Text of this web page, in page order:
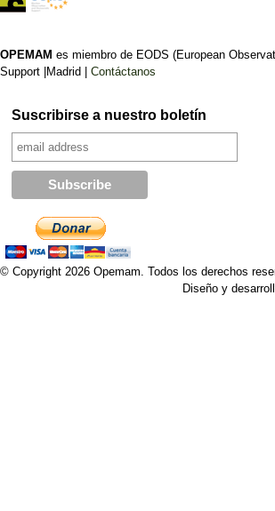
OPEMAM es miembro de EODS (European
Support |Madrid | Contáctanos
Suscribirse a nuestro boletín
© Copyright 2026 Opemam. Todos los derechos
Diseño y